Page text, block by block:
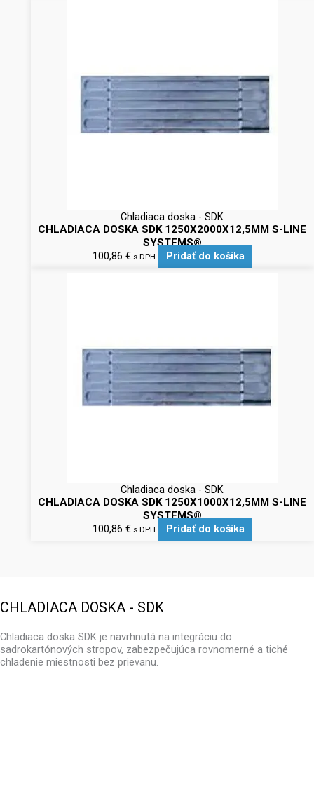
Chladiaca doska - SDK
CHLADIACA DOSKA SDK 1250X2000X12,5MM S-LINE
SYSTEMS®
100,86 €s DPH Pridať do košíka
Chladiaca doska - SDK
CHLADIACA DOSKA SDK 1250X1000X12,5MM S-LINE
SYSTEMS®
100,86 €s DPH Pridať do košíka
CHLADIACA DOSKA - SDK
Chladiaca doska SDK je navrhnutá na integráciu do
sadrokartónových stropov, zabezpečujúca rovnomerné a tiché
chladenie miestnosti bez prievanu.